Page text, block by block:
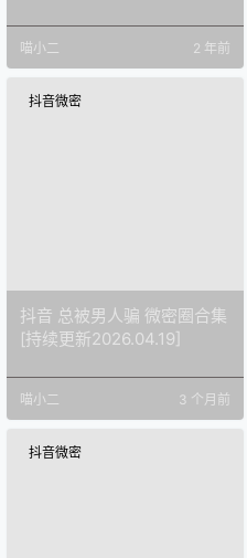
喵小二 2 年前
抖音微密
抖音 总被男人骗 微密圈合集
[持续更新2026.04.19]
喵小二 3 个月前
抖音微密